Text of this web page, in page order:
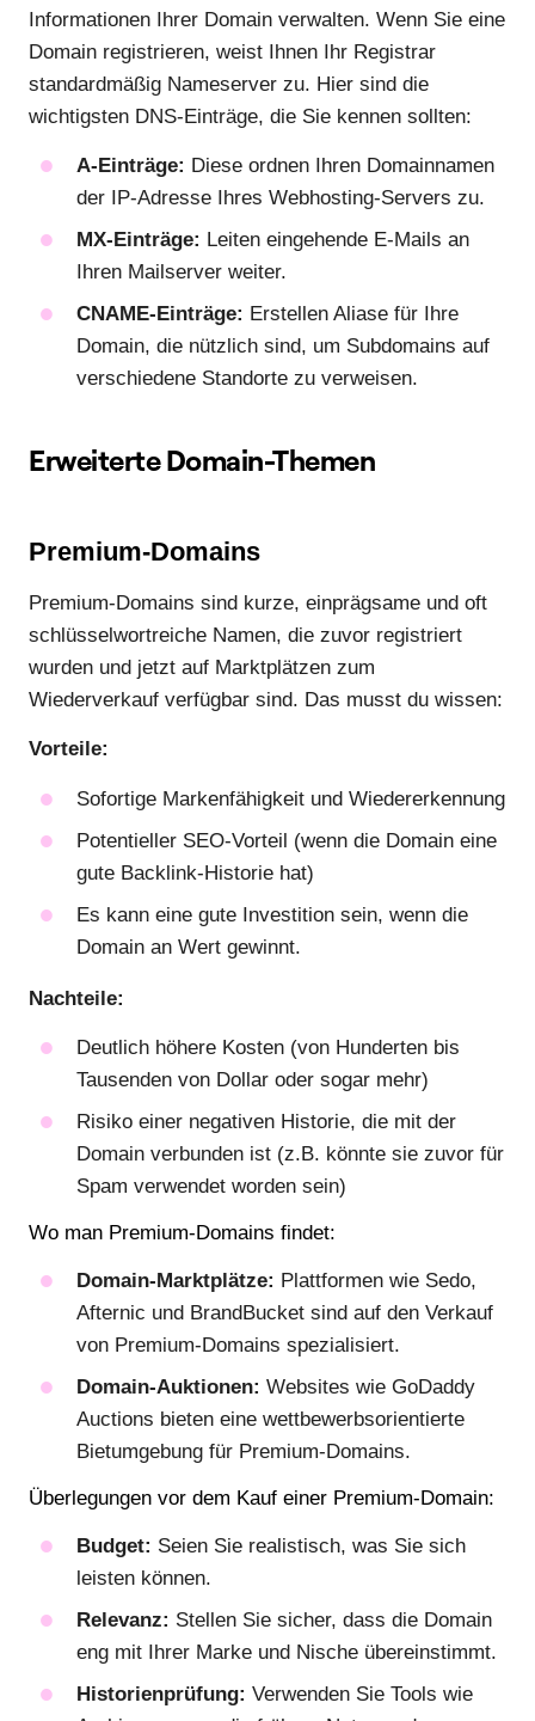
Informationen Ihrer Domain verwalten. Wenn Sie eine
Domain registrieren, weist Ihnen Ihr Registrar
standardmäßig Nameserver zu. Hier sind die
wichtigsten DNS-Einträge, die Sie kennen sollten:
A-Einträge: Diese ordnen Ihren Domainnamen
der IP-Adresse Ihres Webhosting-Servers zu.
MX-Einträge: Leiten eingehende E-Mails an
Ihren Mailserver weiter.
CNAME-Einträge: Erstellen Aliase für Ihre
Domain, die nützlich sind, um Subdomains auf
verschiedene Standorte zu verweisen.
Erweiterte Domain-Themen
Premium-Domains
Premium-Domains sind kurze, einprägsame und oft
schlüsselwortreiche Namen, die zuvor registriert
wurden und jetzt auf Marktplätzen zum
Wiederverkauf verfügbar sind. Das musst du wissen:
Vorteile:
Sofortige Markenfähigkeit und Wiedererkennung
Potentieller SEO-Vorteil (wenn die Domain eine
gute Backlink-Historie hat)
Es kann eine gute Investition sein, wenn die
Domain an Wert gewinnt.
Nachteile:
Deutlich höhere Kosten (von Hunderten bis
Tausenden von Dollar oder sogar mehr)
Risiko einer negativen Historie, die mit der
Domain verbunden ist (z.B. könnte sie zuvor für
Spam verwendet worden sein)
Wo man Premium-Domains findet:
Domain-Marktplätze: Plattformen wie Sedo,
Afternic und BrandBucket sind auf den Verkauf
von Premium-Domains spezialisiert.
Domain-Auktionen: Websites wie GoDaddy
Auctions bieten eine wettbewerbsorientierte
Bietumgebung für Premium-Domains.
Überlegungen vor dem Kauf einer Premium-Domain:
Budget: Seien Sie realistisch, was Sie sich
leisten können.
Relevanz: Stellen Sie sicher, dass die Domain
eng mit Ihrer Marke und Nische übereinstimmt.
Historienprüfung: Verwenden Sie Tools wie